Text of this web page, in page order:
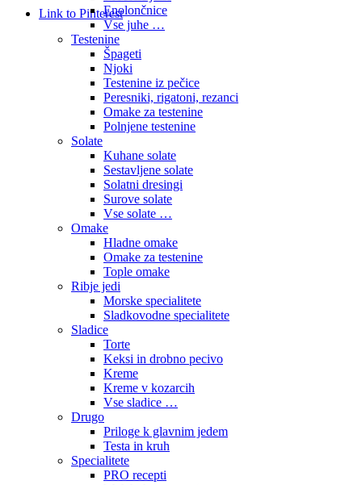
Link to PinterestEnolončnice
Vse juhe …
Testenine
Špageti
Njoki
Testenine iz pečice
Peresniki, rigatoni, rezanci
Omake za testenine
Polnjene testenine
Solate
Kuhane solate
Sestavljene solate
Solatni dresingi
Surove solate
Vse solate …
Omake
Hladne omake
Omake za testenine
Tople omake
Ribje jedi
Morske specialitete
Sladkovodne specialitete
Sladice
Torte
Keksi in drobno pecivo
Kreme
Kreme v kozarcih
Vse sladice …
Drugo
Priloge k glavnim jedem
Testa in kruh
Specialitete
PRO recepti